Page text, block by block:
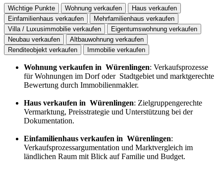
Wichtige Punkte Wohnung verkaufen
Haus verkaufen
Einfamilienhaus verkaufen
Mehrfamilienhaus verkaufen
Villa / Luxusimmobilie verkaufen
Eigentumswohnung verkaufen
Neubau verkaufen
Altbauwohnung verkaufen
Renditeobjekt verkaufen
Immobilie verkaufen
Wohnung verkaufen in Würenlingen: Verkaufsprozesse
für Wohnungen im Dorf oder Stadtgebiet und marktgerechte
Bewertung durch Immobilienmakler.
Haus verkaufen in Würenlingen: Zielgruppengerechte
Vermarktung, Preisstrategie und Unterstützung bei der
Dokumentation.
Einfamilienhaus verkaufen in Würenlingen:
Verkaufsprozessargumentation und Marktvergleich im
ländlichen Raum mit Blick auf Familie und Budget.